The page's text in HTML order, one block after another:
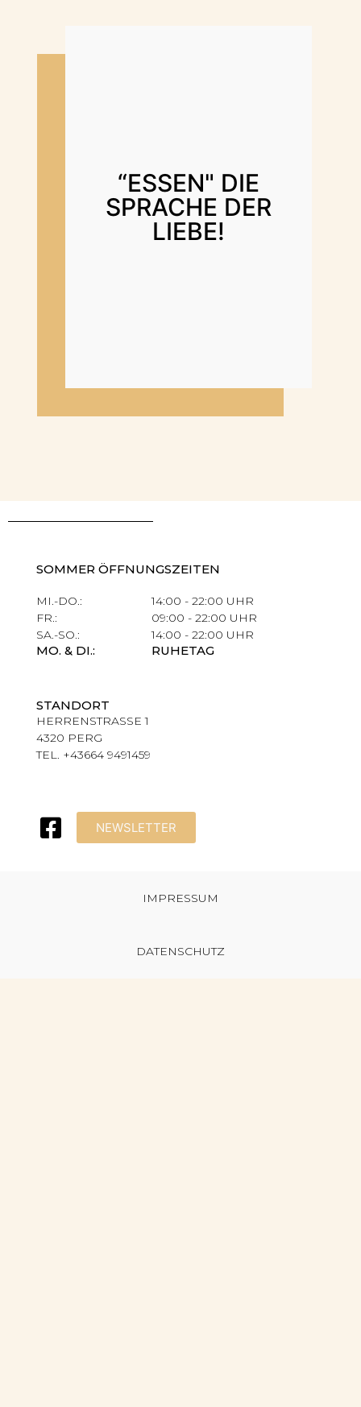
“ESSEN" DIE
SPRACHE DER
LIEBE!
SOMMER ÖFFNUNGSZEITEN
MI.-DO.:
FR.:
SA.-SO.:
MO. & DI.:
14:00 - 22:00 UHR
09:00 - 22:00 UHR
14:00 - 22:00 UHR
RUHETAG
STANDORT
HERRENSTRASSE 1
4320 PERG
TEL. +43664 9491459
NEWSLETTER
IMPRESSUM
DATENSCHUTZ